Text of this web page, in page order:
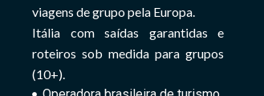
viagens de grupo pela Europa.
Itália com saídas garantidas e
roteiros sob medida para grupos
(10+).